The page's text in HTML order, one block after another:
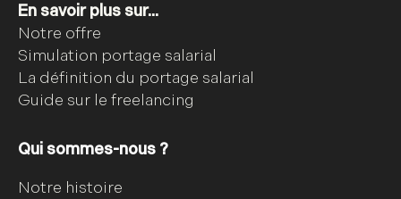
En savoir plus sur...
Notre offre
Simulation portage salarial
La définition du portage salarial
Guide sur le freelancing
Qui sommes-nous ?
Notre histoire